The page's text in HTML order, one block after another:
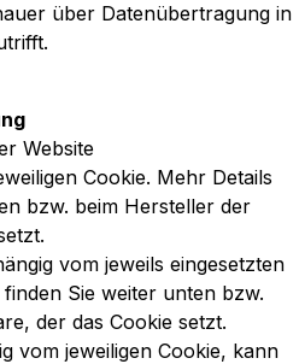
über Datenübertragung in
Website
Cookie. Mehr Details
bzw. beim Hersteller der
vom jeweils eingesetzten
Sie weiter unten bzw.
der das Cookie setzt.
vom jeweiligen Cookie, kann